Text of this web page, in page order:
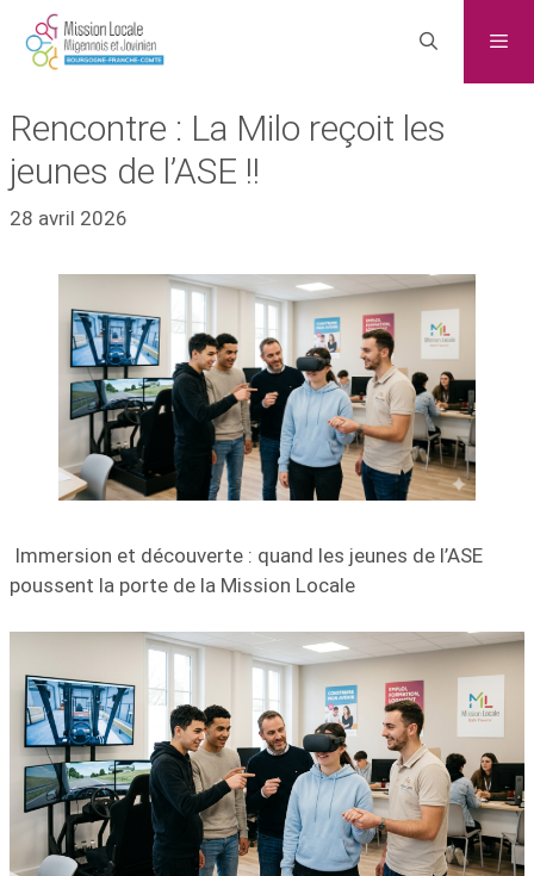
Rencontre : La Milo reçoit les
jeunes de l’ASE !!
28 avril 2026
Immersion et découverte : quand les jeunes de l’ASE
poussent la porte de la Mission Locale